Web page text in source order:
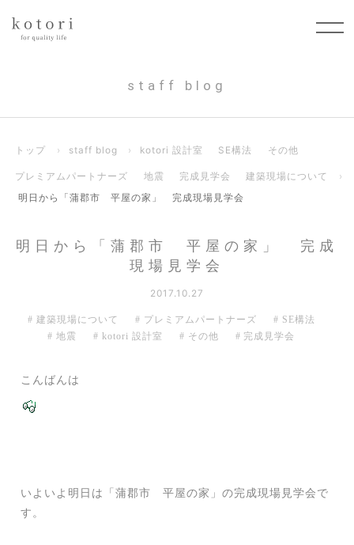
staff blog
トップ › staff blog › kotori 設計室 SE構法 その他
プレミアムパートナーズ 地震 完成見学会 建築現場について
›
明日から「蒲郡市 平屋の家」 完成現場見学会
明日から「蒲郡市 平屋の家」 完成
現場見学会
2017.10.27
建築現場について プレミアムパートナーズ
SE構法
地震
kotori 設計室 その他 完成見学会
こんばんは
いよいよ明日は「蒲郡市 平屋の家」の完成現場見学会で
す。